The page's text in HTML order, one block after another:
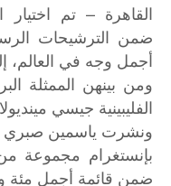
القاهرة – تم
ضمن الترشيحات
أجمل وجه في العالم،
ومن بينهن الممثلة
الفليبينية جيسي
ونشرت ياسمين صبري
بإنستغرام مجموعة
ضمن قائمة أجمل مئة